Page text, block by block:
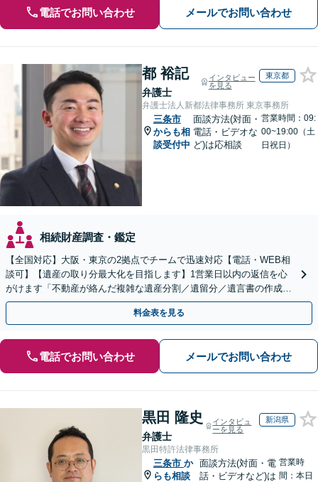
電話でお問い合わせ メールでお問い合わせ
都 裕記
弁護士
インタビュー
を見る
東京都
弁護士法人新都法律事務所 東京事務所
三条市
からも相
談受付中
面談方法(対面・
電話・ビデオな
ど)は応相談
営業時間：09:
00~19:00（土
日祝日）
相続財産調査・鑑定
【全国対応】大阪・東京の2拠点でチームで迅速対応【電話・WEB相
談可】【遺産の取り分最大化を目指します】1営業日以内の返信を心
がけます「不動産が絡んだ複雑な遺産分割／遺留分／遺言書の作成・
執行／事業承継など、お任せください」【休日相談あり】
料金表を見る
電話でお問い合わせ メールでお問い合わせ
黒田 隆史
弁護士
インタビュ
ーを見る
新潟県
黒田特許法律事務所
三条市 か
らも相談
面談方法(対面・電
話・ビデオなど)は
営業時
間：本日